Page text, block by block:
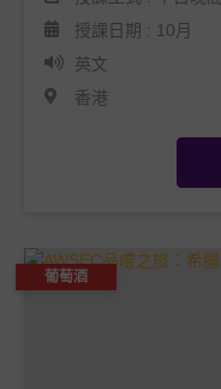
授課日期 : 10月
英文
香港
葡萄酒